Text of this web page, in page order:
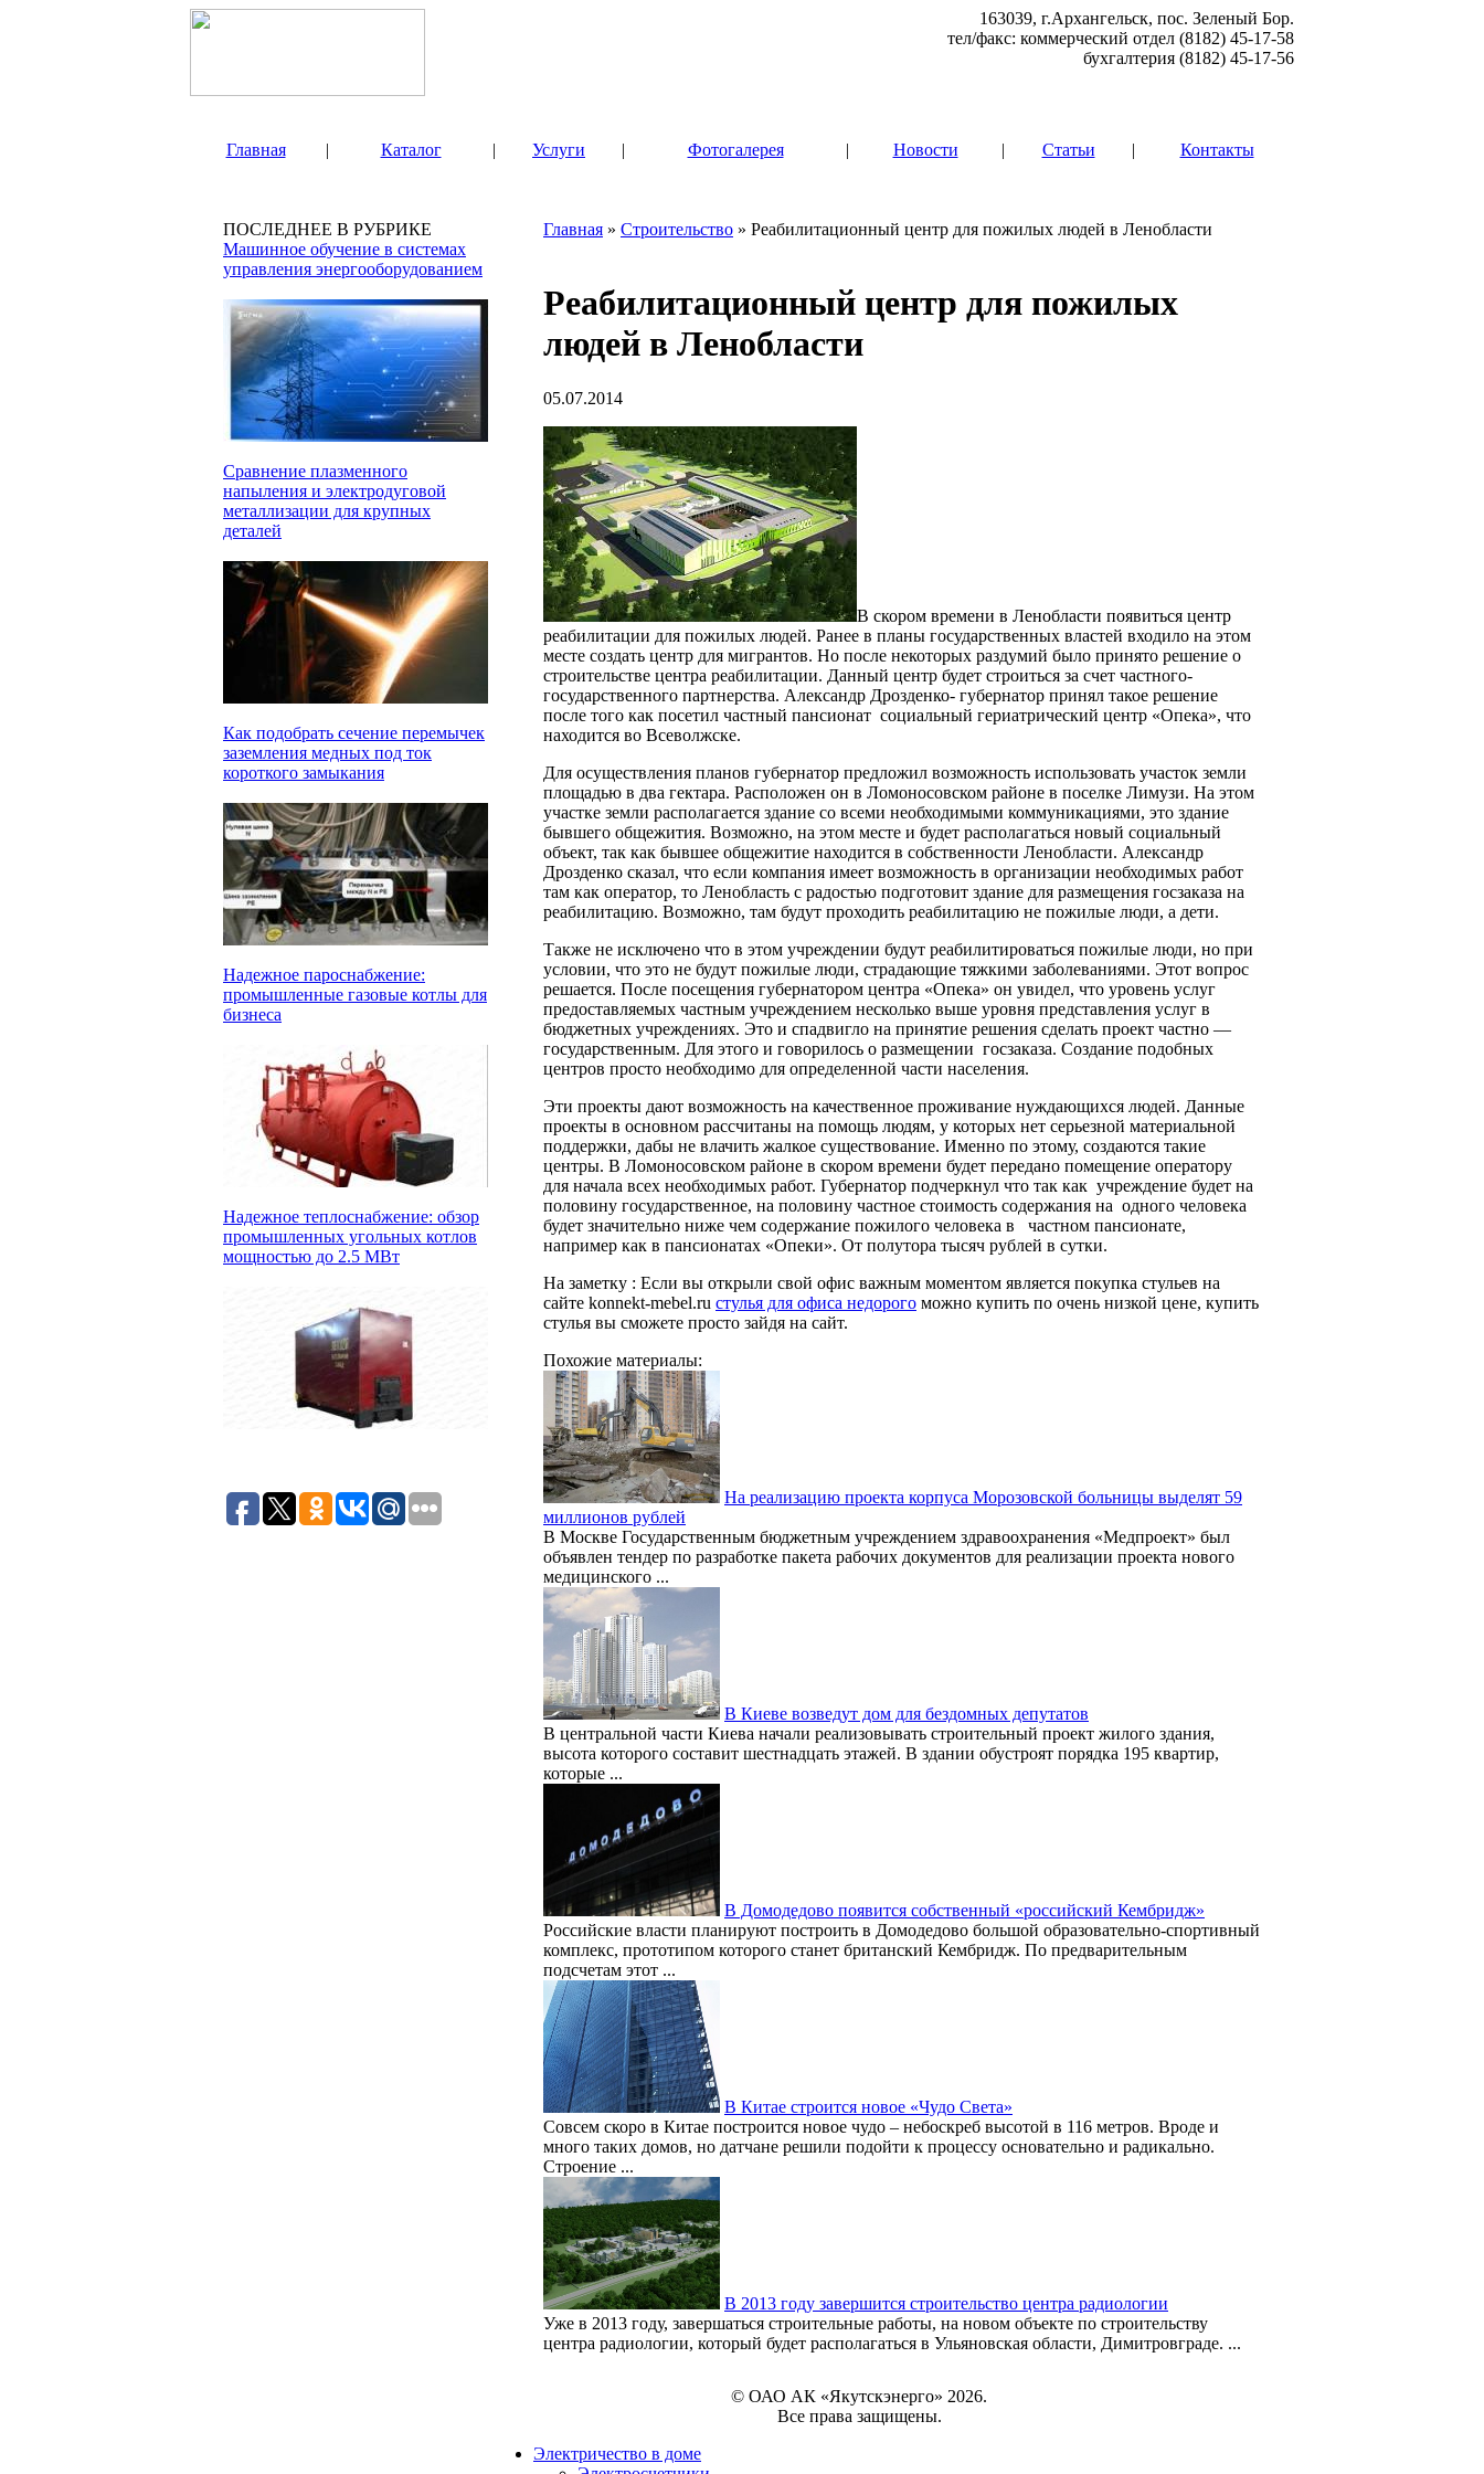
163039, г.Архангельск, пос. Зеленый Бор.
тел/факс: коммерческий отдел (8182) 45-17-58
бухгалтерия (8182) 45-17-56
Главная | Каталог | Услуги | Фотогалерея | Новости | Статьи | Контакты
ПОСЛЕДНЕЕ В РУБРИКЕ
Машинное обучение в системах
управления энергооборудованием
Сравнение плазменного
напыления и электродуговой
металлизации для крупных
деталей
Как подобрать сечение перемычек
заземления медных под ток
короткого замыкания
Надежное пароснабжение:
промышленные газовые котлы для
бизнеса
Надежное теплоснабжение: обзор
промышленных угольных котлов
мощностью до 2.5 МВт
Главная » Строительство » Реабилитационный центр для пожилых людей в Ленобласти
Реабилитационный центр для пожилых
людей в Ленобласти
05.07.2014
В скором времени в Ленобласти появиться центр
реабилитации для пожилых людей. Ранее в планы государственных властей входило на этом
месте создать центр для мигрантов. Но после некоторых раздумий было принято решение о
строительстве центра реабилитации. Данный центр будет строиться за счет частного-
государственного партнерства. Александр Дрозденко- губернатор принял такое решение
после того как посетил частный пансионат социальный гериатрический центр «Опека», что
находится во Всеволжске.
Для осуществления планов губернатор предложил возможность использовать участок земли
площадью в два гектара. Расположен он в Ломоносовском районе в поселке Лимузи. На этом
участке земли располагается здание со всеми необходимыми коммуникациями, это здание
бывшего общежития. Возможно, на этом месте и будет располагаться новый социальный
объект, так как бывшее общежитие находится в собственности Ленобласти. Александр
Дрозденко сказал, что если компания имеет возможность в организации необходимых работ
там как оператор, то Ленобласть с радостью подготовит здание для размещения госзаказа на
реабилитацию. Возможно, там будут проходить реабилитацию не пожилые люди, а дети.
Также не исключено что в этом учреждении будут реабилитироваться пожилые люди, но при
условии, что это не будут пожилые люди, страдающие тяжкими заболеваниями. Этот вопрос
решается. После посещения губернатором центра «Опека» он увидел, что уровень услуг
предоставляемых частным учреждением несколько выше уровня представления услуг в
бюджетных учреждениях. Это и спадвигло на принятие решения сделать проект частно —
государственным. Для этого и говорилось о размещении госзаказа. Создание подобных
центров просто необходимо для определенной части населения.
Эти проекты дают возможность на качественное проживание нуждающихся людей. Данные
проекты в основном рассчитаны на помощь людям, у которых нет серьезной материальной
поддержки, дабы не влачить жалкое существование. Именно по этому, создаются такие
центры. В Ломоносовском районе в скором времени будет передано помещение оператору
для начала всех необходимых работ. Губернатор подчеркнул что так как учреждение будет на
половину государственное, на половину частное стоимость содержания на одного человека
будет значительно ниже чем содержание пожилого человека в частном пансионате,
например как в пансионатах «Опеки». От полутора тысяч рублей в сутки.
На заметку : Если вы открыли свой офис важным моментом является покупка стульев на
сайте konnekt-mebel.ru стулья для офиса недорого можно купить по очень низкой цене, купить
стулья вы сможете просто зайдя на сайт.
Похожие материалы:
На реализацию проекта корпуса Морозовской больницы выделят 59
миллионов рублей
В Москве Государственным бюджетным учреждением здравоохранения «Медпроект» был
объявлен тендер по разработке пакета рабочих документов для реализации проекта нового
медицинского ...
В Киеве возведут дом для бездомных депутатов
В центральной части Киева начали реализовывать строительный проект жилого здания,
высота которого составит шестнадцать этажей. В здании обустроят порядка 195 квартир,
которые ...
В Домодедово появится собственный «российский Кембридж»
Российские власти планируют построить в Домодедово большой образовательно-спортивный
комплекс, прототипом которого станет британский Кембридж. По предварительным
подсчетам этот ...
В Китае строится новое «Чудо Света»
Совсем скоро в Китае построится новое чудо – небоскреб высотой в 116 метров. Вроде и
много таких домов, но датчане решили подойти к процессу основательно и радикально.
Строение ...
В 2013 году завершится строительство центра радиологии
Уже в 2013 году, завершаться строительные работы, на новом объекте по строительству
центра радиологии, который будет располагаться в Ульяновская области, Димитровграде. ...
© ОАО АК «Якутскэнерго» 2026.
Все права защищены.
Электричество в доме